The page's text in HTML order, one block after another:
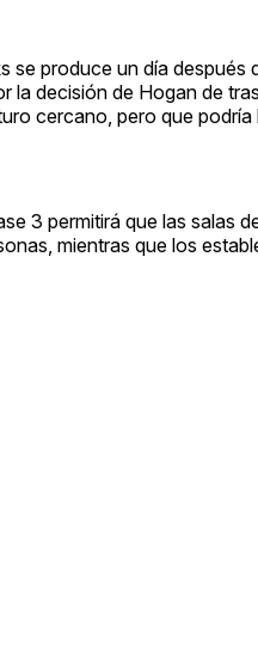
se produce un día
la decisión de Hogan de
cercano, pero que
3 permitirá que las salas
mientras que los